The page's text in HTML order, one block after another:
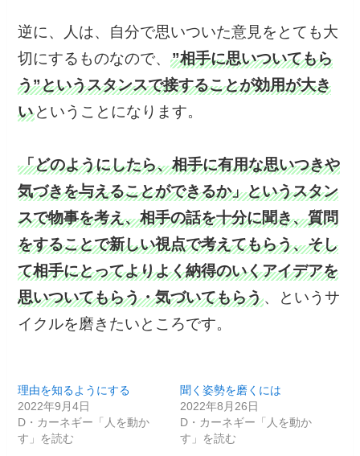
逆に、人は、自分で思いついた意見をとても大
切にするものなので、”相手に思いついてもら
う”というスタンスで接することが効用が大き
い ということになります。
「どのようにしたら、相手に有用な思いつきや
気づきを与えることができるか」というスタン
スで物事を考え、相手の話を十分に聞き、質問
をすることで新しい視点で考えてもらう、そし
て相手にとってよりよく納得のいくアイデアを
思いついてもらう・気づいてもらう、というサ
イクルを磨きたいところです。
理由を知るようにする
2022年9月4日
D・カーネギー「人を動か
す」を読む
聞く姿勢を磨くには
2022年8月26日
D・カーネギー「人を動か
す」を読む